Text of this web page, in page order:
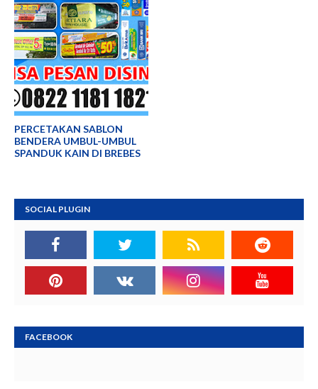
PERCETAKAN SABLON
BENDERA UMBUL-UMBUL
SPANDUK KAIN DI BREBES
SOCIAL PLUGIN
FACEBOOK